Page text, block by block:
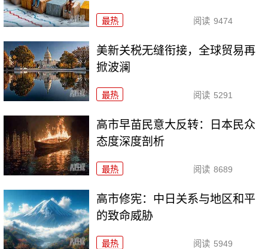
最热 阅读 9474
美新关税无缝衔接，全球贸易再
掀波澜
最热 阅读 5291
高市早苗民意大反转：日本民众
态度深度剖析
最热 阅读 8689
高市修宪：中日关系与地区和平
的致命威胁
最热 阅读 5949